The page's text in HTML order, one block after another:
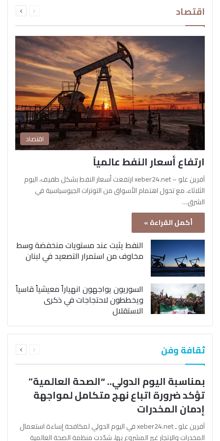
اقتصاد الصفحةالصفحة
اقتصاد
ارتفاع أسعار النفط عالمياً
آفرين علو – xeber24.net ارتفعت أسعار النفط بشكل طفيف، اليوم
الثلاثاء، مع تحول اهتمام الأسواق من التوترات الجيوسياسية في
الشرق…
أكمل القراءة »
النفط يثبت عند مستويات منخفضة وسط
مخاوف من استمرار التصعيد في لبنان
السوريون يواجهون انهياراً معيشياً قاسياً
ويخططون لاحتجاجات في ذكرى
الاستقلال
ثقافة وفن الصفحةالصفحة
بمناسبة اليوم الدولي.. “الصحة العالمية”
تؤكد ضرورة اتباع نهج متكامل لمواجهة
إدمان المخدرات
آفرين علو ـ xeber24.net في اليوم الدولي لمكافحة إساءة استعمال
المخدرات والإتجار غير المشروع بها، شدّدت منظمة الصحة العالمية